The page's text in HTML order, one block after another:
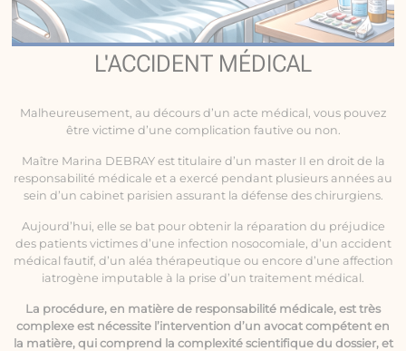
L'ACCIDENT MÉDICAL
Malheureusement, au décours d’un acte médical, vous pouvez
être victime d’une complication fautive ou non.
Maître Marina DEBRAY est titulaire d’un master II en droit de la
responsabilité médicale et a exercé pendant plusieurs années au
sein d’un cabinet parisien assurant la défense des chirurgiens.
Aujourd’hui, elle se bat pour obtenir la réparation du préjudice
des patients victimes d’une infection nosocomiale, d’un accident
médical fautif, d’un aléa thérapeutique ou encore d’une affection
iatrogène imputable à la prise d’un traitement médical.
La procédure, en matière de responsabilité médicale, est très
complexe est nécessite l’intervention d’un avocat compétent en
la matière, qui comprend la complexité scientifique du dossier, et